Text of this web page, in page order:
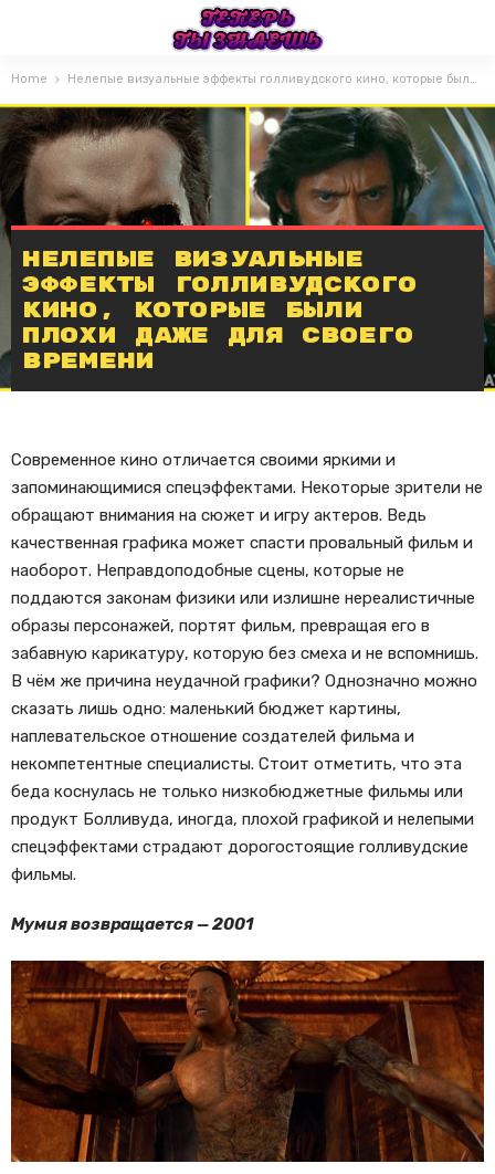
Home Нелепые визуальные эффекты голливудского кино, которые были плохи даже для своего времени
Нелепые визуальные
эффекты голливудского
кино, которые были
плохи даже для своего
времени
Современное кино отличается своими яркими и
запоминающимися спецэффектами. Некоторые зрители не
обращают внимания на сюжет и игру актеров. Ведь
качественная графика может спасти провальный фильм и
наоборот. Неправдоподобные сцены, которые не
поддаются законам физики или излишне нереалистичные
образы персонажей, портят фильм, превращая его в
забавную карикатуру, которую без смеха и не вспомнишь.
В чём же причина неудачной графики? Однозначно можно
сказать лишь одно: маленький бюджет картины,
наплевательское отношение создателей фильма и
некомпетентные специалисты. Стоит отметить, что эта
беда коснулась не только низкобюджетные фильмы или
продукт Болливуда, иногда, плохой графикой и нелепыми
спецэффектами страдают дорогостоящие голливудские
фильмы.
Мумия возвращается — 2001